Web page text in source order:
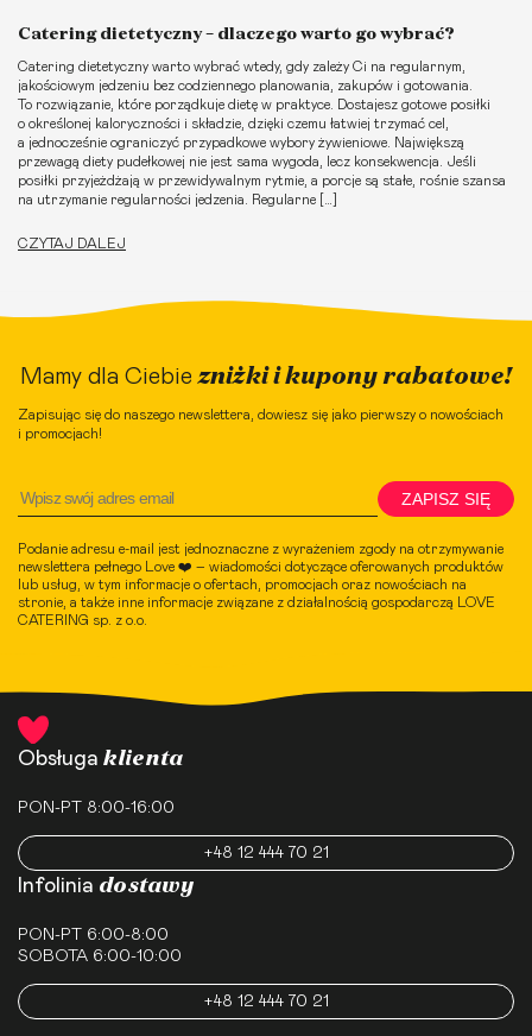
Catering dietetyczny – dlaczego warto go wybrać?
Catering dietetyczny warto wybrać wtedy, gdy zależy Ci na regularnym,
jakościowym jedzeniu bez codziennego planowania, zakupów i gotowania.
To rozwiązanie, które porządkuje dietę w praktyce. Dostajesz gotowe posiłki
o określonej kaloryczności i składzie, dzięki czemu łatwiej trzymać cel,
a jednocześnie ograniczyć przypadkowe wybory żywieniowe. Największą
przewagą diety pudełkowej nie jest sama wygoda, lecz konsekwencja. Jeśli
posiłki przyjeżdżają w przewidywalnym rytmie, a porcje są stałe, rośnie szansa
na utrzymanie regularności jedzenia. Regularne […]
CZYTAJ DALEJ
Mamy dla Ciebie zniżki i kupony rabatowe!
Zapisując się do naszego newslettera, dowiesz się jako pierwszy o nowościach
i promocjach!
ZAPISZ SIĘ
Podanie adresu e-mail jest jednoznaczne z wyrażeniem zgody na otrzymywanie
newslettera pełnego Love ❤️ – wiadomości dotyczące oferowanych produktów
lub usług, w tym informacje o ofertach, promocjach oraz nowościach na
stronie, a także inne informacje związane z działalnością gospodarczą LOVE
CATERING sp. z o.o.
Obsługa klienta
PON-PT 8:00-16:00
+48 12 444 70 21
Infolinia dostawy
PON-PT 6:00-8:00
SOBOTA 6:00-10:00
+48 12 444 70 21